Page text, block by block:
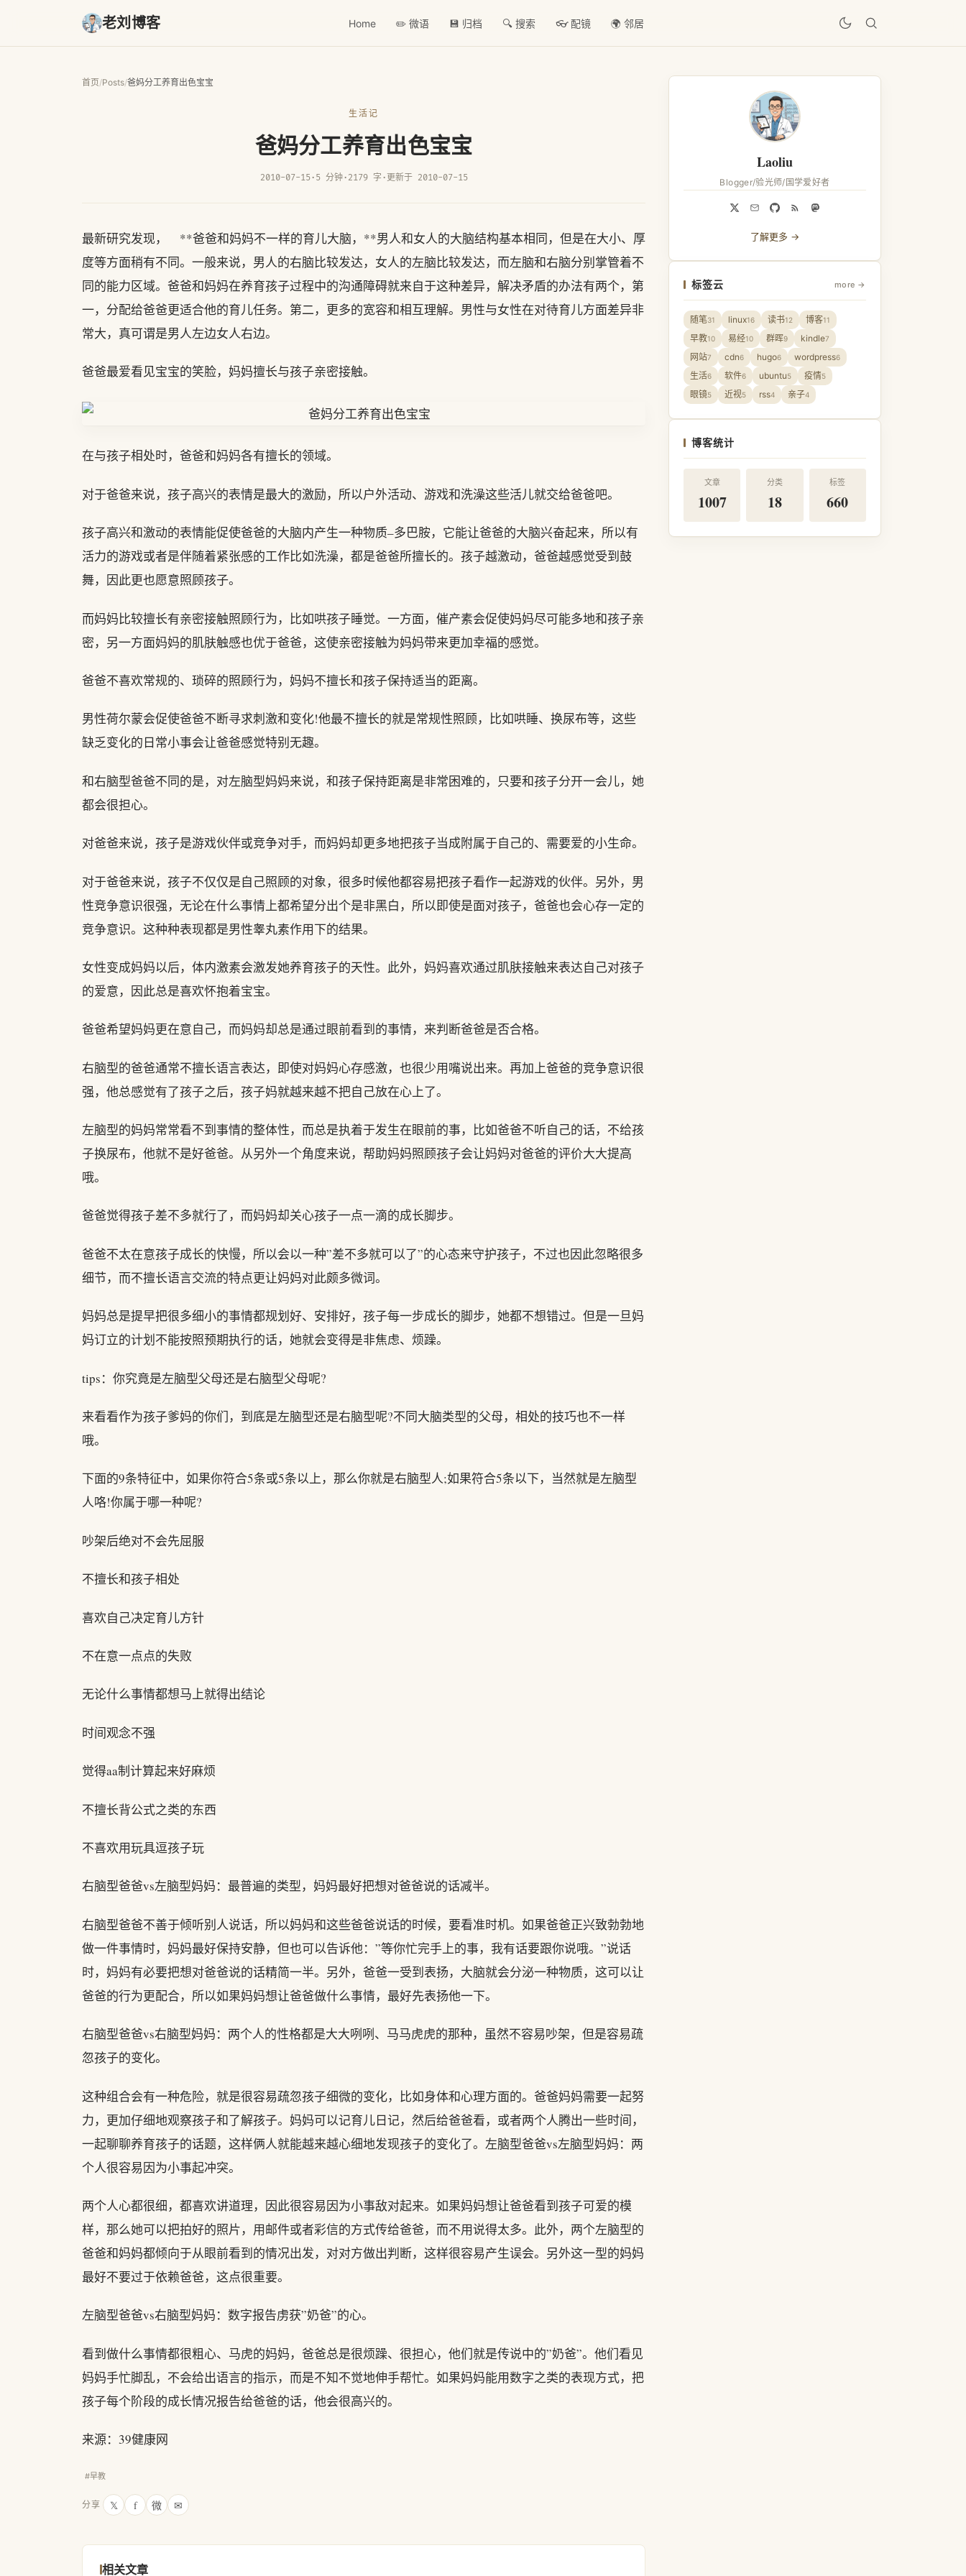
老刘博客 Home ✏️ 微语 💾 归档 🔍 搜索 👓 配镜 🌍 邻居
首页/Posts/爸妈分工养育出色宝宝
生活记
爸妈分工养育出色宝宝
2010-07-15· 5 分钟· 2179 字 · 更新于 2010-07-15
最新研究发现， **爸爸和妈妈不一样的育儿大脑，**男人和女人的大脑结构基本相同，但是在大小、厚
度等方面稍有不同。一般来说，男人的右脑比较发达，女人的左脑比较发达，而左脑和右脑分别掌管着不
同的能力区域。爸爸和妈妈在养育孩子过程中的沟通障碍就来自于这种差异，解决矛盾的办法有两个，第
一，分配给爸爸更适合他的育儿任务。第二，更多的宽容和相互理解。男性与女性在对待育儿方面差异非
常大，真可谓是男人左边女人右边。
爸爸最爱看见宝宝的笑脸，妈妈擅长与孩子亲密接触。
在与孩子相处时，爸爸和妈妈各有擅长的领域。
对于爸爸来说，孩子高兴的表情是最大的激励，所以户外活动、游戏和洗澡这些活儿就交给爸爸吧。
孩子高兴和激动的表情能促使爸爸的大脑内产生一种物质–多巴胺，它能让爸爸的大脑兴奋起来，所以有
活力的游戏或者是伴随着紧张感的工作比如洗澡，都是爸爸所擅长的。孩子越激动，爸爸越感觉受到鼓
舞，因此更也愿意照顾孩子。
而妈妈比较擅长有亲密接触照顾行为，比如哄孩子睡觉。一方面，催产素会促使妈妈尽可能多地和孩子亲
密，另一方面妈妈的肌肤触感也优于爸爸，这使亲密接触为妈妈带来更加幸福的感觉。
爸爸不喜欢常规的、琐碎的照顾行为，妈妈不擅长和孩子保持适当的距离。
男性荷尔蒙会促使爸爸不断寻求刺激和变化!他最不擅长的就是常规性照顾，比如哄睡、换尿布等，这些
缺乏变化的日常小事会让爸爸感觉特别无趣。
和右脑型爸爸不同的是，对左脑型妈妈来说，和孩子保持距离是非常困难的，只要和孩子分开一会儿，她
都会很担心。
对爸爸来说，孩子是游戏伙伴或竞争对手，而妈妈却更多地把孩子当成附属于自己的、需要爱的小生命。
对于爸爸来说，孩子不仅仅是自己照顾的对象，很多时候他都容易把孩子看作一起游戏的伙伴。另外，男
性竞争意识很强，无论在什么事情上都希望分出个是非黑白，所以即使是面对孩子，爸爸也会心存一定的
竞争意识。这种种表现都是男性睾丸素作用下的结果。
女性变成妈妈以后，体内激素会激发她养育孩子的天性。此外，妈妈喜欢通过肌肤接触来表达自己对孩子
的爱意，因此总是喜欢怀抱着宝宝。
爸爸希望妈妈更在意自己，而妈妈却总是通过眼前看到的事情，来判断爸爸是否合格。
右脑型的爸爸通常不擅长语言表达，即使对妈妈心存感激，也很少用嘴说出来。再加上爸爸的竞争意识很
强，他总感觉有了孩子之后，孩子妈就越来越不把自己放在心上了。
左脑型的妈妈常常看不到事情的整体性，而总是执着于发生在眼前的事，比如爸爸不听自己的话，不给孩
子换尿布，他就不是好爸爸。从另外一个角度来说，帮助妈妈照顾孩子会让妈妈对爸爸的评价大大提高
哦。
爸爸觉得孩子差不多就行了，而妈妈却关心孩子一点一滴的成长脚步。
爸爸不太在意孩子成长的快慢，所以会以一种”差不多就可以了”的心态来守护孩子，不过也因此忽略很多
细节，而不擅长语言交流的特点更让妈妈对此颇多微词。
妈妈总是提早把很多细小的事情都规划好、安排好，孩子每一步成长的脚步，她都不想错过。但是一旦妈
妈订立的计划不能按照预期执行的话，她就会变得是非焦虑、烦躁。
tips：你究竟是左脑型父母还是右脑型父母呢?
来看看作为孩子爹妈的你们，到底是左脑型还是右脑型呢?不同大脑类型的父母，相处的技巧也不一样
哦。
下面的9条特征中，如果你符合5条或5条以上，那么你就是右脑型人;如果符合5条以下，当然就是左脑型
人咯!你属于哪一种呢?
吵架后绝对不会先屈服
不擅长和孩子相处
喜欢自己决定育儿方针
不在意一点点的失败
无论什么事情都想马上就得出结论
时间观念不强
觉得aa制计算起来好麻烦
不擅长背公式之类的东西
不喜欢用玩具逗孩子玩
右脑型爸爸vs左脑型妈妈：最普遍的类型，妈妈最好把想对爸爸说的话减半。
右脑型爸爸不善于倾听别人说话，所以妈妈和这些爸爸说话的时候，要看准时机。如果爸爸正兴致勃勃地
做一件事情时，妈妈最好保持安静，但也可以告诉他：”等你忙完手上的事，我有话要跟你说哦。”说话
时，妈妈有必要把想对爸爸说的话精简一半。另外，爸爸一受到表扬，大脑就会分泌一种物质，这可以让
爸爸的行为更配合，所以如果妈妈想让爸爸做什么事情，最好先表扬他一下。
右脑型爸爸vs右脑型妈妈：两个人的性格都是大大咧咧、马马虎虎的那种，虽然不容易吵架，但是容易疏
忽孩子的变化。
这种组合会有一种危险，就是很容易疏忽孩子细微的变化，比如身体和心理方面的。爸爸妈妈需要一起努
力，更加仔细地观察孩子和了解孩子。妈妈可以记育儿日记，然后给爸爸看，或者两个人腾出一些时间，
一起聊聊养育孩子的话题，这样俩人就能越来越心细地发现孩子的变化了。左脑型爸爸vs左脑型妈妈：两
个人很容易因为小事起冲突。
两个人心都很细，都喜欢讲道理，因此很容易因为小事敌对起来。如果妈妈想让爸爸看到孩子可爱的模
样，那么她可以把拍好的照片，用邮件或者彩信的方式传给爸爸，而不用说得太多。此外，两个左脑型的
爸爸和妈妈都倾向于从眼前看到的情况出发，对对方做出判断，这样很容易产生误会。另外这一型的妈妈
最好不要过于依赖爸爸，这点很重要。
左脑型爸爸vs右脑型妈妈：数字报告虏获”奶爸”的心。
看到做什么事情都很粗心、马虎的妈妈，爸爸总是很烦躁、很担心，他们就是传说中的”奶爸”。他们看见
妈妈手忙脚乱，不会给出语言的指示，而是不知不觉地伸手帮忙。如果妈妈能用数字之类的表现方式，把
孩子每个阶段的成长情况报告给爸爸的话，他会很高兴的。
来源：39健康网
#早教
分享 𝕏 f 微 ✉
相关文章
Laoliu
Blogger/验光师/国学爱好者
了解更多 →
标签云 more →
随笔31 linux16 读书12 博客11
早教10 易经10 群晖9 kindle7
网站7 cdn6 hugo6 wordpress6
生活6 软件6 ubuntu5 疫情5
眼镜5 近视5 rss4 亲子4
博客统计
文章
1007
分类
18
标签
660